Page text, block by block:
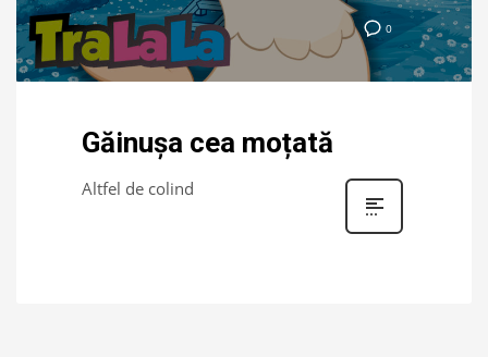
0
Găinușa cea moțată
Altfel de colind